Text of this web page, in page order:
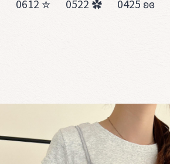
0612 ✮ 0522 ✿ 0425 ʚɞ